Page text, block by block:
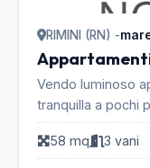
RIMINI (RN) -
Vendo luminoso
tranquilla a pochi
angolo cottura,
disimpeg...
58 mq 3 vani